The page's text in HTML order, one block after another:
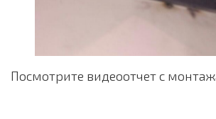
Посмотрите видеоотчет с